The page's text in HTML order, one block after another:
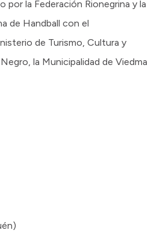
por la Federación Rionegrina y la
de Handball con el
de Turismo, Cultura y
la Municipalidad de Viedma